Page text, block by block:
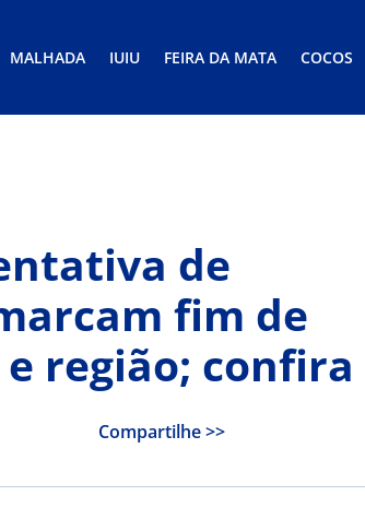
MALHADA IUIU FEIRA DA MATA COCOS
de
fim de
região; confira
Compartilhe >>